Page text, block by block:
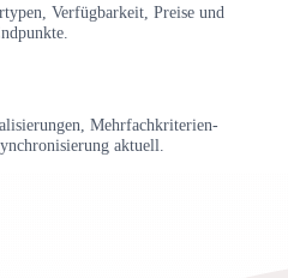
Verfügbarkeit, Preise und
Mehrfachkriterien-
aktuell.